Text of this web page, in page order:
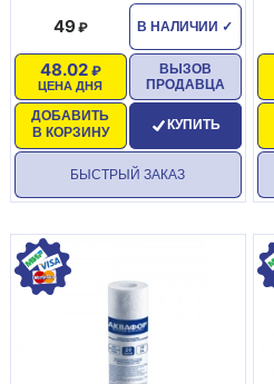
В НАЛИЧИИ ✓
49
ЦЕНА ДНЯ
48.02
ДОБАВИТЬ
В КОРЗИНУ
ВЫЗОВ
ПРОДАВЦА
КУПИТЬ
БЫСТРЫЙ ЗАКАЗ